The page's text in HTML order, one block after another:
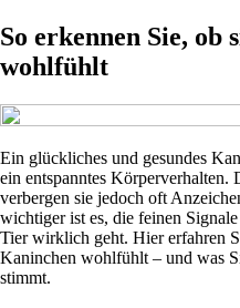
So erkennen Sie,
wohlfühlt
Ein glückliches und gesundes
ein entspanntes Körperverhalten.
verbergen sie jedoch oft
wichtiger ist es, die feinen
Tier wirklich geht. Hier erfahren
Kaninchen wohlfühlt – und was
stimmt.